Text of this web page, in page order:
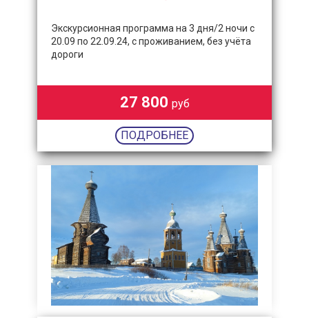
Экскурсионная программа на 3 дня/2 ночи с
20.09 по 22.09.24, с проживанием, без учёта
дороги
27 800 руб
ПОДРОБНЕЕ